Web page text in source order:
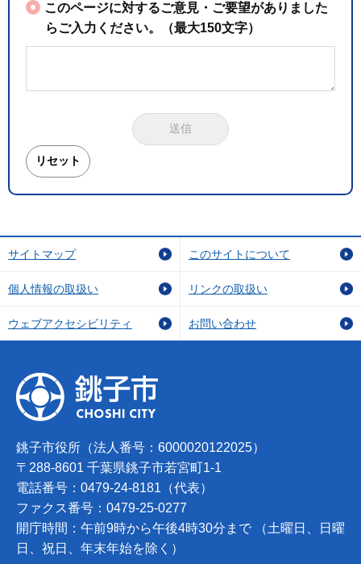
このページに対するご意見・ご要望がありました
らご入力ください。（最大150文字）
サイトマップ このサイトについて
個人情報の取扱い リンクの取扱い
ウェブアクセシビリティ お問い合わせ
銚子市役所（法人番号：6000020122025）
〒288-8601 千葉県銚子市若宮町1-1
電話番号：0479-24-8181（代表）
ファクス番号：0479-25-0277
開庁時間：午前9時から午後4時30分まで （土曜日、日曜
日、祝日、年末年始を除く）